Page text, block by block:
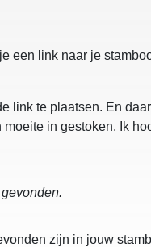
een link naar je
link te plaatsen. En
in gestoken. Ik
zijn in jouw